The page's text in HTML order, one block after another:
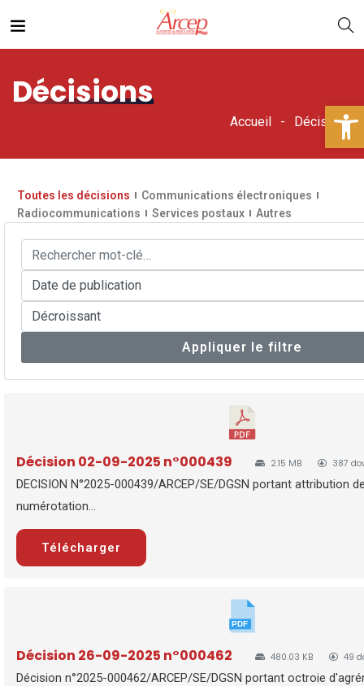
Décisions
Accueil Décisions
Toutes les décisions
Communications électroniques
Radiocommunications
Services postaux Autres
Appliquer le filtre
Décision 02-09-2025 n°000439 2.15 MB 387
DECISION N°2025-000439/ARCEP/SE/DGSN portant attribution
numérotation...
Télécharger
Décision 26-09-2025 n°000462 480.03 KB 49
Décision n°2025-000462/ARCEP/SE/DGSN portant octroie